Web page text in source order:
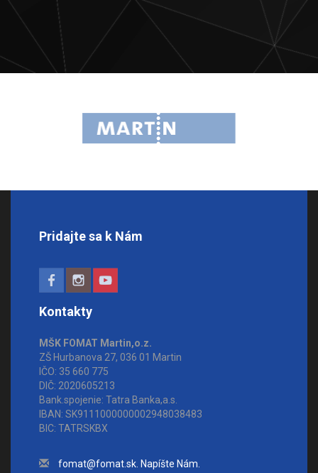
Pridajte sa k Nám
Kontakty
MŠK FOMAT Martin,o.z.
ZŠ Hurbanova 27, 036 01 Martin
IČO: 35 660 775
DIČ: 2020605213
Bank.spojenie: Tatra Banka,a.s.
IBAN: SK9111000000002948038483
BIC: TATRSKBX
fomat@fomat.sk. Napíšte Nám.